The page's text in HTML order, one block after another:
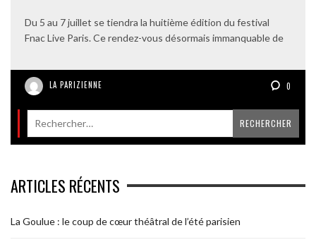
Du 5 au 7 juillet se tiendra la huitième édition du festival
Fnac Live Paris. Ce rendez-vous désormais immanquable de
LA PARIZIENNE 0
ARTICLES RÉCENTS
La Goulue : le coup de cœur théâtral de l’été parisien